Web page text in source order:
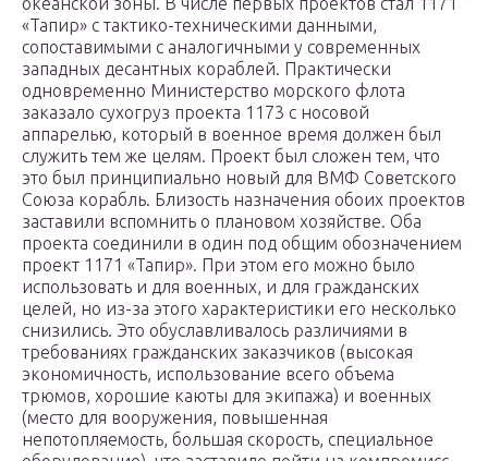
«Тапир» с тактико-техническими данными,
сопоставимыми с аналогичными у современных
западных десантных кораблей. Практически
одновременно Министерство морского флота
заказало сухогруз проекта 1173 с носовой
аппарелью, который в военное время должен был
служить тем же целям. Проект был сложен тем, что
это был принципиально новый для ВМФ Советского
Союза корабль. Близость назначения обоих проектов
заставили вспомнить о плановом хозяйстве. Оба
проекта соединили в один под общим обозначением
проект 1171 «Тапир». При этом его можно было
использовать и для военных, и для гражданских
целей, но из-за этого характеристики его несколько
снизились. Это обуславливалось различиями в
требованиях гражданских заказчиков (высокая
экономичность, использование всего объема
трюмов, хорошие каюты для экипажа) и военных
(место для вооружения, повышенная
непотопляемость, большая скорость, специальное